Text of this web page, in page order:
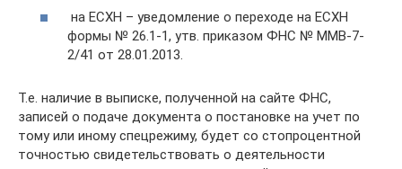
на ЕСХН – уведомление о переходе на ЕСХН
формы № 26.1-1, утв. приказом ФНС № ММВ-7-
2/41 от 28.01.2013.
Т.е. наличие в выписке, полученной на сайте ФНС,
записей о подаче документа о постановке на учет по
тому или иному спецрежиму, будет со стопроцентной
точностью свидетельствовать о деятельности